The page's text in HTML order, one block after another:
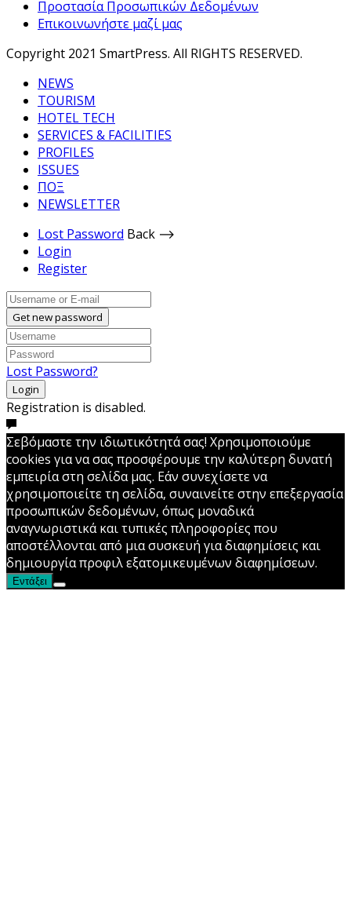
Προστασία Προσωπικών Δεδομένων
Επικοινωνήστε μαζί μας
Copyright 2021 SmartPress. All RIGHTS RESERVED.
NEWS
TOURISM
HOTEL TECH
SERVICES & FACILITIES
PROFILES
ISSUES
ΠΟΞ
NEWSLETTER
Lost Password Back ⟶
Login
Register
Get new password
Lost Password?
Login
Registration is disabled.
Σεβόμαστε την ιδιωτικότητά σας! Χρησιμοποιούμε
cookies για να σας προσφέρουμε την καλύτερη δυνατή
εμπειρία στη σελίδα μας. Εάν συνεχίσετε να
χρησιμοποιείτε τη σελίδα, συναινείτε στην επεξεργασία
προσωπικών δεδομένων, όπως μοναδικά
αναγνωριστικά και τυπικές πληροφορίες που
αποστέλλονται από μια συσκευή για διαφημίσεις και
δημιουργία προφιλ εξατομικευμένων διαφημίσεων.
Εντάξει